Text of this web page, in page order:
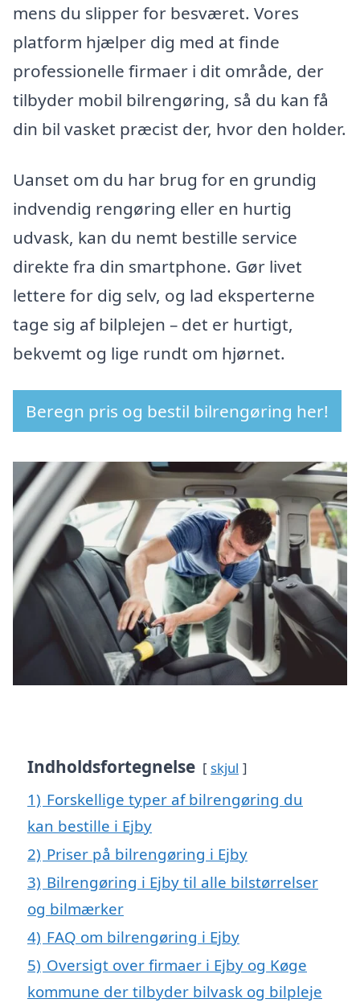
mens du slipper for besværet. Vores
platform hjælper dig med at finde
professionelle firmaer i dit område, der
tilbyder mobil bilrengøring, så du kan få
din bil vasket præcist der, hvor den holder.
Uanset om du har brug for en grundig
indvendig rengøring eller en hurtig
udvask, kan du nemt bestille service
direkte fra din smartphone. Gør livet
lettere for dig selv, og lad eksperterne
tage sig af bilplejen – det er hurtigt,
bekvemt og lige rundt om hjørnet.
Beregn pris og bestil bilrengøring her!
Indholdsfortegnelse skjul
1) Forskellige typer af bilrengøring du
kan bestille i Ejby
2) Priser på bilrengøring i Ejby
3) Bilrengøring i Ejby til alle bilstørrelser
og bilmærker
4) FAQ om bilrengøring i Ejby
5) Oversigt over firmaer i Ejby og Køge
kommune der tilbyder bilvask og bilpleje